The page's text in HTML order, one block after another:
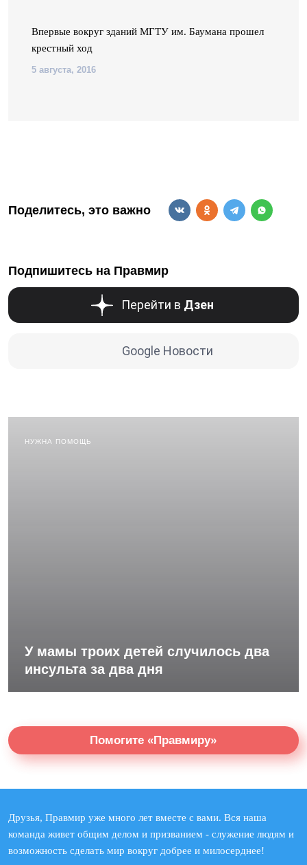
Впервые вокруг зданий МГТУ им. Баумана прошел
крестный ход
5 августа, 2016
Поделитесь, это важно
Подпишитесь на Правмир
Перейти в Дзен
Google Новости
НУЖНА ПОМОЩЬ
У мамы троих детей случилось два
инсульта за два дня
Помогите «Правмиру»
Друзья, Правмир уже много лет вместе с вами. Вся наша
команда живет общим делом и призванием - служение людям и
возможность сделать мир вокруг добрее и милосерднее!